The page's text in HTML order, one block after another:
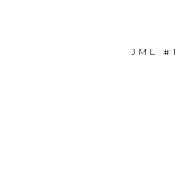
JML #1